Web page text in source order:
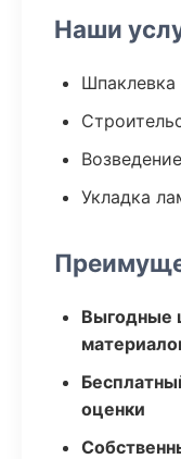
Наши
Шпаклевка
Укладка
Выгодные
оценки